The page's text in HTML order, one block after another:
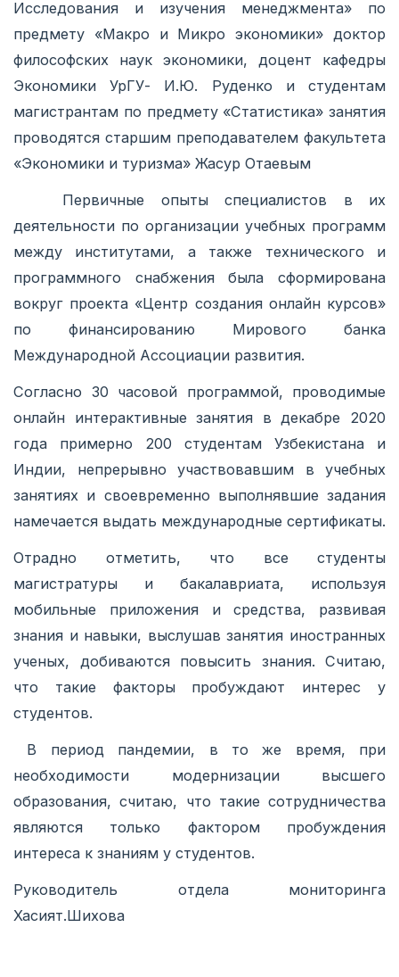
Исследования и изучения менеджмента» по
предмету «Макро и Микро экономики» доктор
философских наук экономики, доцент кафедры
Экономики УрГУ- И.Ю. Руденко и студентам
магистрантам по предмету «Статистика» занятия
проводятся старшим преподавателем факультета
«Экономики и туризма» Жасур Отаевым
Первичные опыты специалистов в их
деятельности по организации учебных программ
между институтами, а также технического и
программного снабжения была сформирована
вокруг проекта «Центр создания онлайн курсов»
по финансированию Мирового банка
Международной Ассоциации развития.
Согласно 30 часовой программой, проводимые
онлайн интерактивные занятия в декабре 2020
года примерно 200 студентам Узбекистана и
Индии, непрерывно участвовавшим в учебных
занятиях и своевременно выполнявшие задания
намечается выдать международные сертификаты.
Отрадно отметить, что все студенты
магистратуры и бакалавриата, используя
мобильные приложения и средства, развивая
знания и навыки, выслушав занятия иностранных
ученых, добиваются повысить знания. Считаю,
что такие факторы пробуждают интерес у
студентов.
В период пандемии, в то же время, при
необходимости модернизации высшего
образования, считаю, что такие сотрудничества
являются только фактором пробуждения
интереса к знаниям у студентов.
Руководитель отдела мониторинга
Хасият.Шихова